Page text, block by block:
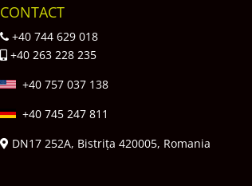
CONTACT
+40 744 629 018
+40 263 228 235
+40 757 037 138
+40 745 247 811
DN17 252A, Bistrița 420005, Romania